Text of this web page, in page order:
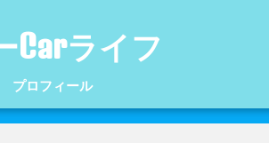
Carライフ
プロフィール